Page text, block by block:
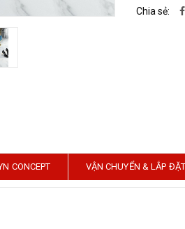
Chia sẻ:
CONCEPT VẬN CHUYỂN & LẮP ĐẶT